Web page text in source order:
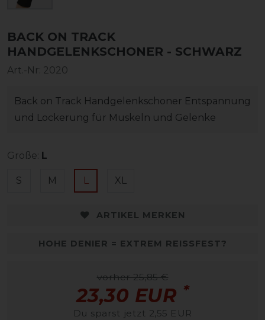
BACK ON TRACK
HANDGELENKSCHONER - SCHWARZ
Art.-Nr: 2020
Back on Track Handgelenkschoner Entspannung
und Lockerung für Muskeln und Gelenke
Größe: L
S M L XL
ARTIKEL MERKEN
HOHE DENIER = EXTREM REISSFEST?
vorher 25,85 €
23,30 EUR *
Du sparst jetzt 2,55 EUR